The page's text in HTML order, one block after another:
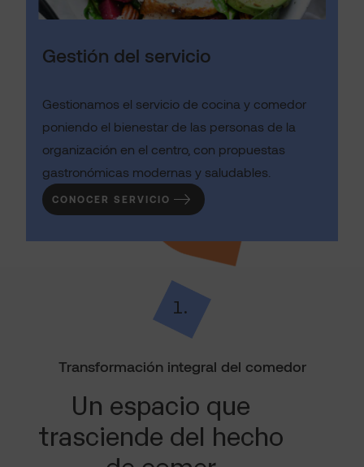
Gestión del servicio
Gestionamos el servicio de cocina y comedor
poniendo el bienestar de las personas de la
organización en el centro, con propuestas
gastronómicas modernas y saludables.
CONOCER SERVICIO
1.
Transformación integral del comedor
Un espacio que
trasciende del hecho